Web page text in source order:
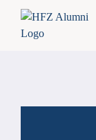
Inhalt
springen